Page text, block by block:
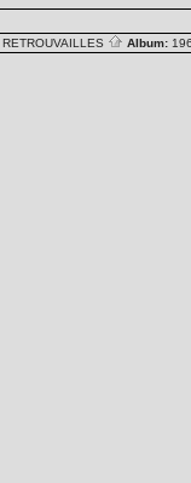
RETROUVAILLES Album: